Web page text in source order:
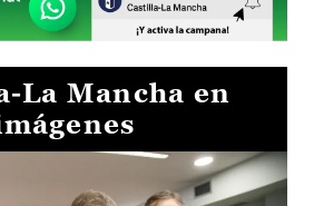
La Mancha en